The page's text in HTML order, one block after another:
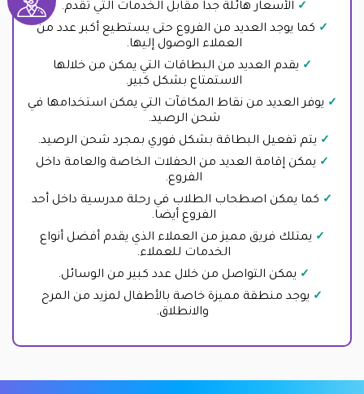
الأسعار هائلة جدا مقابل الخدمات التي تقدم.
كما يوجد العديد من الفروع حتى يستطيع أكبر عدد من
العملاء الوصول إليها.
يقدم العديد من البطاقات التي يمكن من خلالها
الاستمتاع بشكل كبير.
يوفر العديد من نقاط المكافآت التي يمكن استخدامها في
شحن الرصيد.
يتم تفعيل البطاقة بشكل فوري بمجرد شحن الرصيد.
يمكن إقامة العديد من الحفلات الخاصة والعامة داخل
الفروع.
كما يمكن اصطحاب الطلاب في رحلة مدرسية داخل أحد
الفروع أيضا.
يمتلك فريق مميز من العملاء الذي يقدم أفضل أنواع
الخدمات للعملاء.
يمكن التواصل من خلال عدد كبير من الوسائل.
يوجد منطقة مميزة خاصة بالأطفال لمزيد من المرح
والانطلاق.